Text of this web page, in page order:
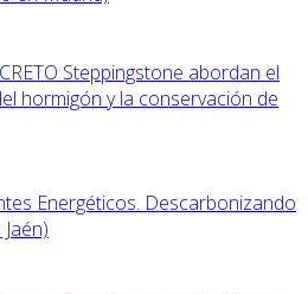
Steppingstone abordan el
hormigón y la conservación de
Energéticos. Descarbonizando